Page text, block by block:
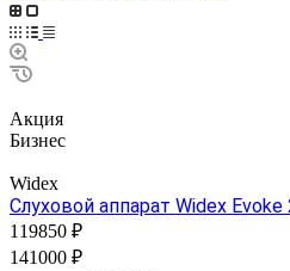
Акция
Бизнес
Widex
Слуховой аппарат Widex Evoke
119850 ₽
141000 ₽